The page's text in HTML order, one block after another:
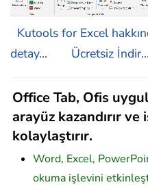
Kutools for Excel
detay...
Ücretsiz İndir...
Office Tab, Ofis
arayüz kazandırır
kolaylaştırır.
Word, Excel,
okuma işlevini